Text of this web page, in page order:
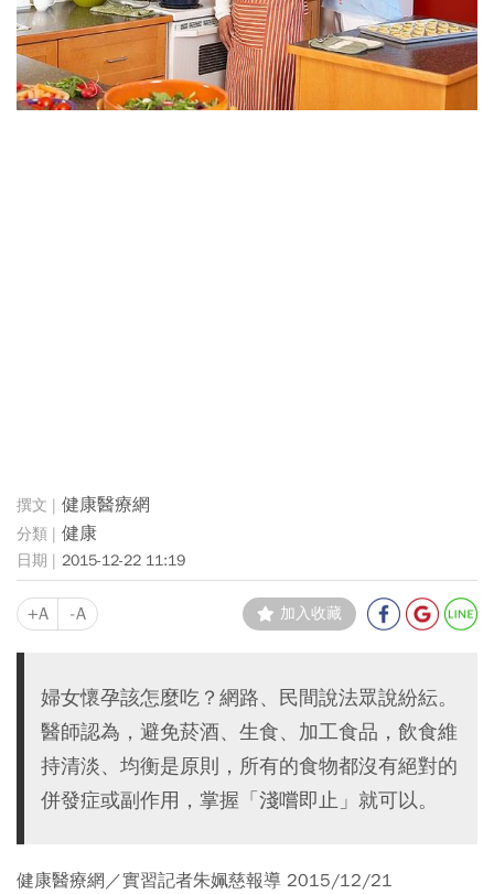
健康醫療網
健康
2015-12-22 11:19
+A -A 加入收藏
婦女懷孕該怎麼吃？網路、民間說法眾說紛紜。
醫師認為，避免菸酒、生食、加工食品，飲食維
持清淡、均衡是原則，所有的食物都沒有絕對的
併發症或副作用，掌握「淺嚐即止」就可以。
健康醫療網／實習記者朱姵慈報導 2015/12/21